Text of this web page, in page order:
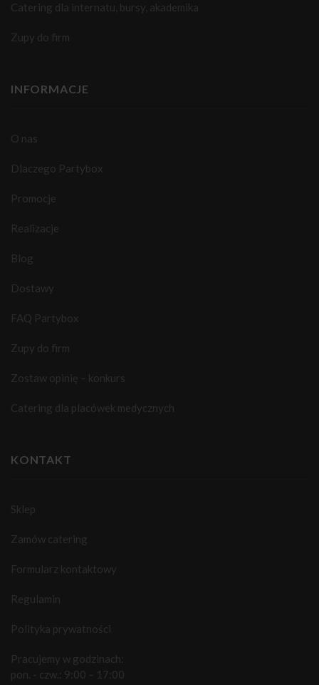
Catering dla internatu, bursy, akademika
Zupy do firm
INFORMACJE
O nas
Dlaczego Partybox
Promocje
Realizacje
Blog
Dostawy
FAQ Partybox
Zupy do firm
Zostaw opinię – konkurs
Catering dla placówek medycznych
KONTAKT
Sklep
Zamów catering
Formularz kontaktowy
Regulamin
Polityka prywatności
Pracujemy w godzinach:
pon. - czw.: 9:00 – 17:00